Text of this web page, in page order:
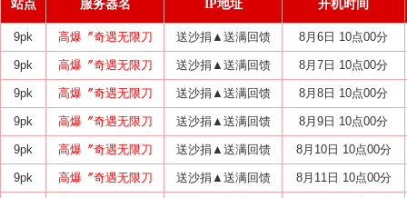
站点 服务器名 IP地址 开机时间
9pk 高爆〞奇遇无限刀 送沙捐▲送满回馈 8月6日 10点00分
9pk 高爆〞奇遇无限刀 送沙捐▲送满回馈 8月7日 10点00分
9pk 高爆〞奇遇无限刀 送沙捐▲送满回馈 8月8日 10点00分
9pk 高爆〞奇遇无限刀 送沙捐▲送满回馈 8月9日 10点00分
9pk 高爆〞奇遇无限刀 送沙捐▲送满回馈 8月10日 10点00分
9pk 高爆〞奇遇无限刀 送沙捐▲送满回馈 8月11日 10点00分